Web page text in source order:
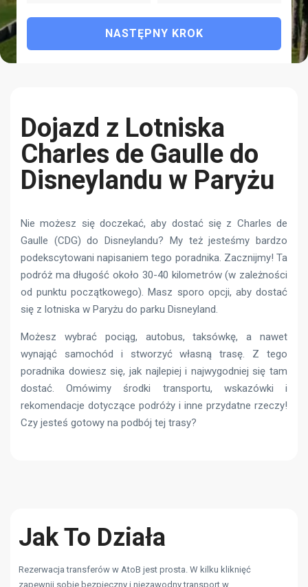
NASTĘPNY KROK
Dojazd z Lotniska
Charles de Gaulle do
Disneylandu w Paryżu
Nie możesz się doczekać, aby dostać się z Charles de
Gaulle (CDG) do Disneylandu? My też jesteśmy bardzo
podekscytowani napisaniem tego poradnika. Zacznijmy! Ta
podróż ma długość około 30-40 kilometrów (w zależności
od punktu początkowego). Masz sporo opcji, aby dostać
się z lotniska w Paryżu do parku Disneyland.
Możesz wybrać pociąg, autobus, taksówkę, a nawet
wynająć samochód i stworzyć własną trasę. Z tego
poradnika dowiesz się, jak najlepiej i najwygodniej się tam
dostać. Omówimy środki transportu, wskazówki i
rekomendacje dotyczące podróży i inne przydatne rzeczy!
Czy jesteś gotowy na podbój tej trasy?
Jak To Działa
Rezerwacja transferów w AtoB jest prosta. W kilku kliknięć
zapewnij sobie bezpieczny i niezawodny transport w